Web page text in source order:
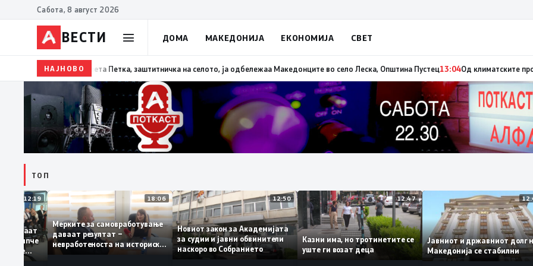
Сабота, 8 август 2026
ВЕСТИ ДОМА МАКЕДОНИЈА ЕКОНОМИЈА СВЕТ
НАЈНОВО13:07Три ер трактори се вклучуваат во гаснењето на пожарот во Сопиште13:06Летна Света Петка, заштитничка на
ТОП
12:19
„Филипче
не
18:06
Мерките за самовработување
даваат резултат –
невработеноста на историски
најниско ниво од 11,3%
12:50
Новиот закон за Академијата
за судии и јавни обвинители
наскоро во Собранието
12:47
Казни има, но тротинетите се
уште ги возат деца
Јавниот и државниот
Македонија се стабилни